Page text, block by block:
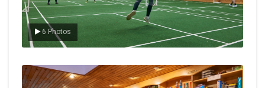
6 Photos
Le Club